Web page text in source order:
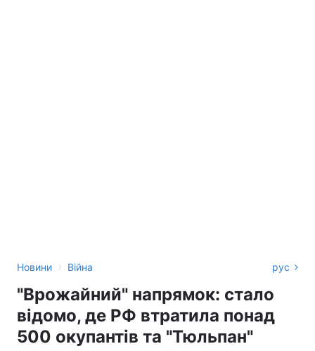
Новини › Війна рус
"Врожайний" напрямок: стало
відомо, де РФ втратила понад
500 окупантів та "Тюльпан"